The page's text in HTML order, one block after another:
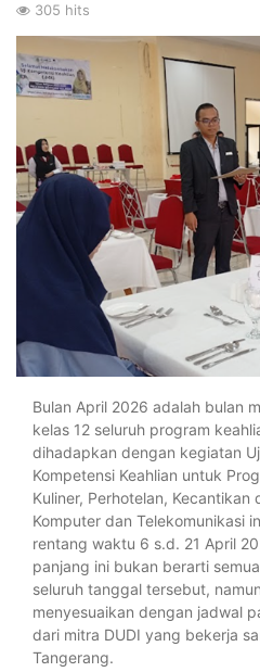
305 hits
Bulan April 2026 adalah bulan
kelas 12 seluruh program
dihadapkan dengan kegiatan
Kompetensi Keahlian untuk
Kuliner, Perhotelan, Kecantikan
Komputer dan Telekomunikasi
rentang waktu 6 s.d. 21 April
panjang ini bukan berarti
seluruh tanggal tersebut,
menyesuaikan dengan jadwal
dari mitra DUDI yang bekerja
Tangerang.